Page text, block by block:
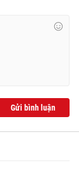
Gửi bình luận